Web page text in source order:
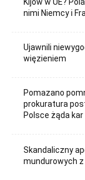
nimi Niemcy i
Ujawnili
więzieniem
Pomazano
prokuratura
Polsce żąda
Skandaliczny
mundurowych